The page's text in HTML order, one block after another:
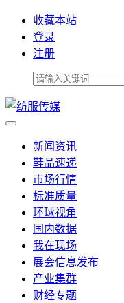
收藏本站
登录
注册
新闻资讯
鞋品速递
市场行情
标准质量
环球视角
国内数据
我在现场
展会信息发布
产业集群
财经专题